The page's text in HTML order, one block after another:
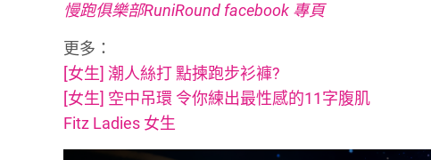
慢跑俱樂部RuniRound facebook 專頁
更多：
[女生] 潮人絲打 點揀跑步衫褲?
[女生] 空中吊環 令你練出最性感的11字腹肌
Fitz Ladies 女生